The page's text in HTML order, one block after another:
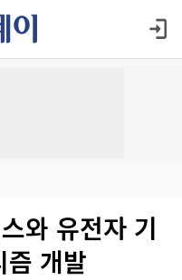
와 유전자 기
개발